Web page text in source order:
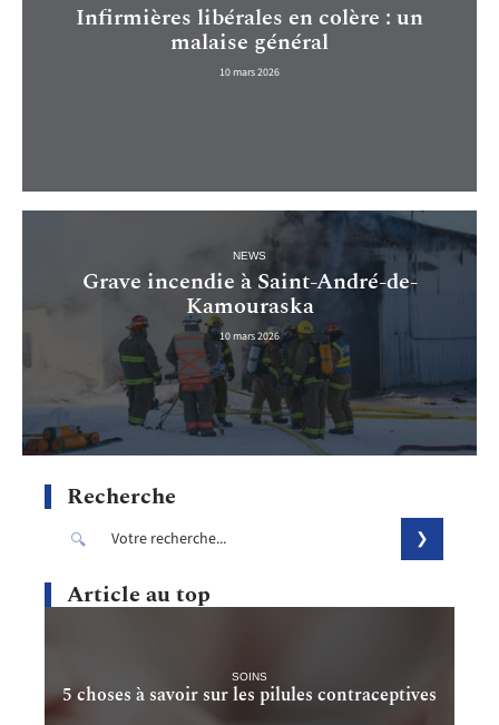
Infirmières libérales en colère : un
malaise général
10 mars 2026
NEWS
Grave incendie à Saint-André-de-
Kamouraska
10 mars 2026
Recherche
Article au top
SOINS
5 choses à savoir sur les pilules contraceptives